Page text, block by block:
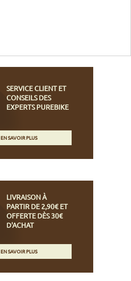
SERVICE CLIENT ET
CONSEILS DES
EXPERTS PUREBIKE
EN SAVOIR PLUS
LIVRAISON À
PARTIR DE 2,90€ ET
OFFERTE DÈS 30€
D'ACHAT
EN SAVOIR PLUS